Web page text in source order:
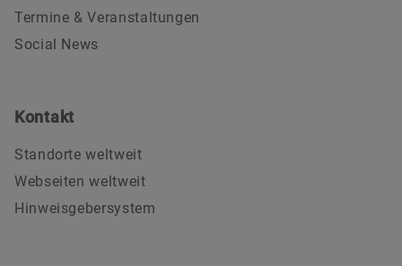
Termine & Veranstaltungen
Social News
Kontakt
Standorte weltweit
Webseiten weltweit
Hinweisgebersystem